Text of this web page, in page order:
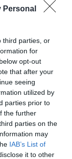
Personal
third parties, or
for
opt-out
that after your
seeing
utilized by
parties prior to
the further
parties on the
may
IAB’s List of
it to other